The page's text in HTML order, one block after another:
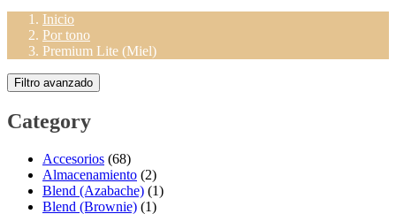
Inicio
Por tono
Premium Lite (Miel)
Filtro avanzado
Category
Accesorios (68)
Almacenamiento (2)
Blend (Azabache) (1)
Blend (Brownie) (1)